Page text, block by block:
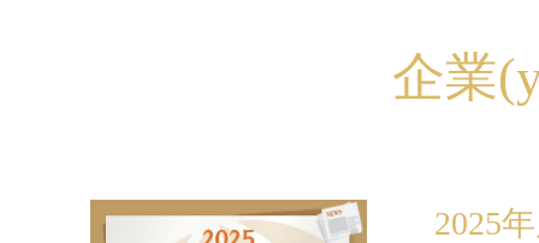
企業
2025